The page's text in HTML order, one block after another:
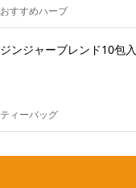
おすすめハーブ
ジンジャーブレンド10包
ティーバッグ